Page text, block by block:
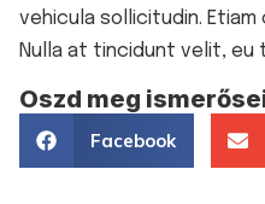
vehicula sollicitudin.
Nulla at tincidunt velit, eu
Oszd meg
Facebook